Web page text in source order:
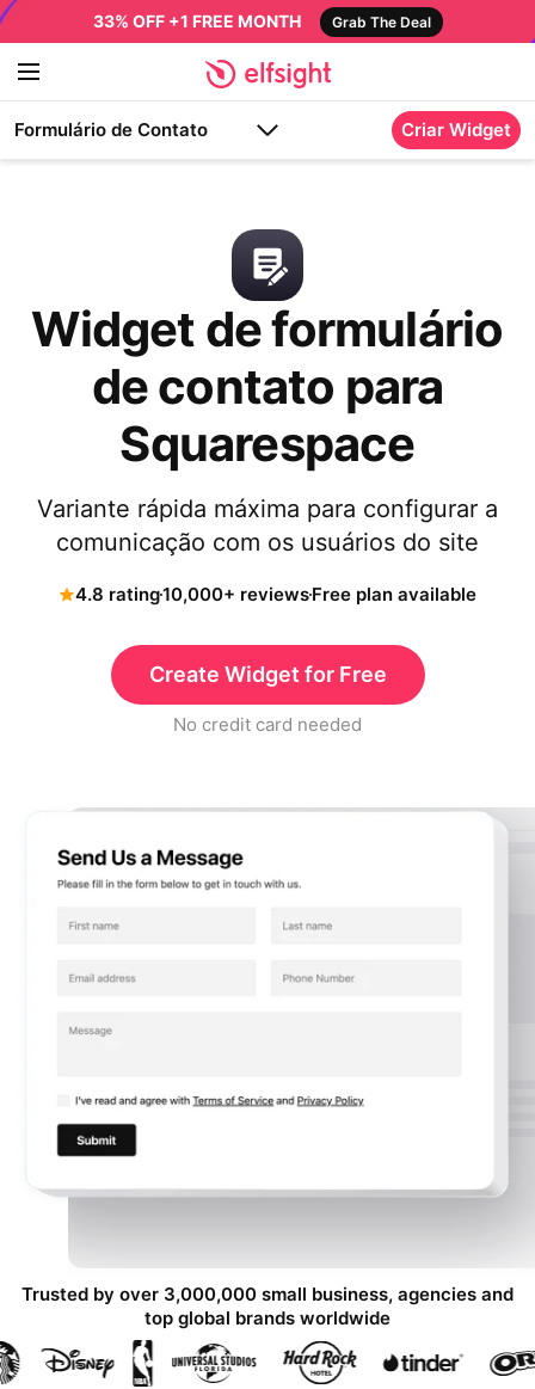
33% OFF +1 FREE MONTH Grab The Deal
Formulário de Contato Criar Widget
Widget de formulário
de contato para
Squarespace
Variante rápida máxima para configurar a
comunicação com os usuários do site
4.8 rating10,000+ reviewsFree plan available
Create Widget for Free
No credit card needed
Trusted by over 3,000,000 small business, agencies and
top global brands worldwide